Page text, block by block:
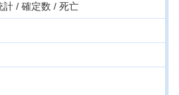
計 / 確定数 / 死亡